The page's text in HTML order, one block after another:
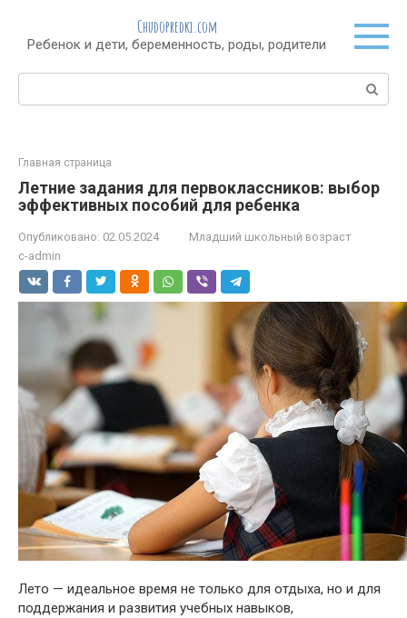
контенту
Chudopredki.com
Ребенок и дети, беременность, роды, родители
Поиск:
Главная страница
Летние задания для первоклассников: выбор
эффективных пособий для ребенка
Опубликовано: 02.05.2024
Младший школьный возраст
c-admin
Лето — идеальное время не только для отдыха, но и для
поддержания и развития учебных навыков,